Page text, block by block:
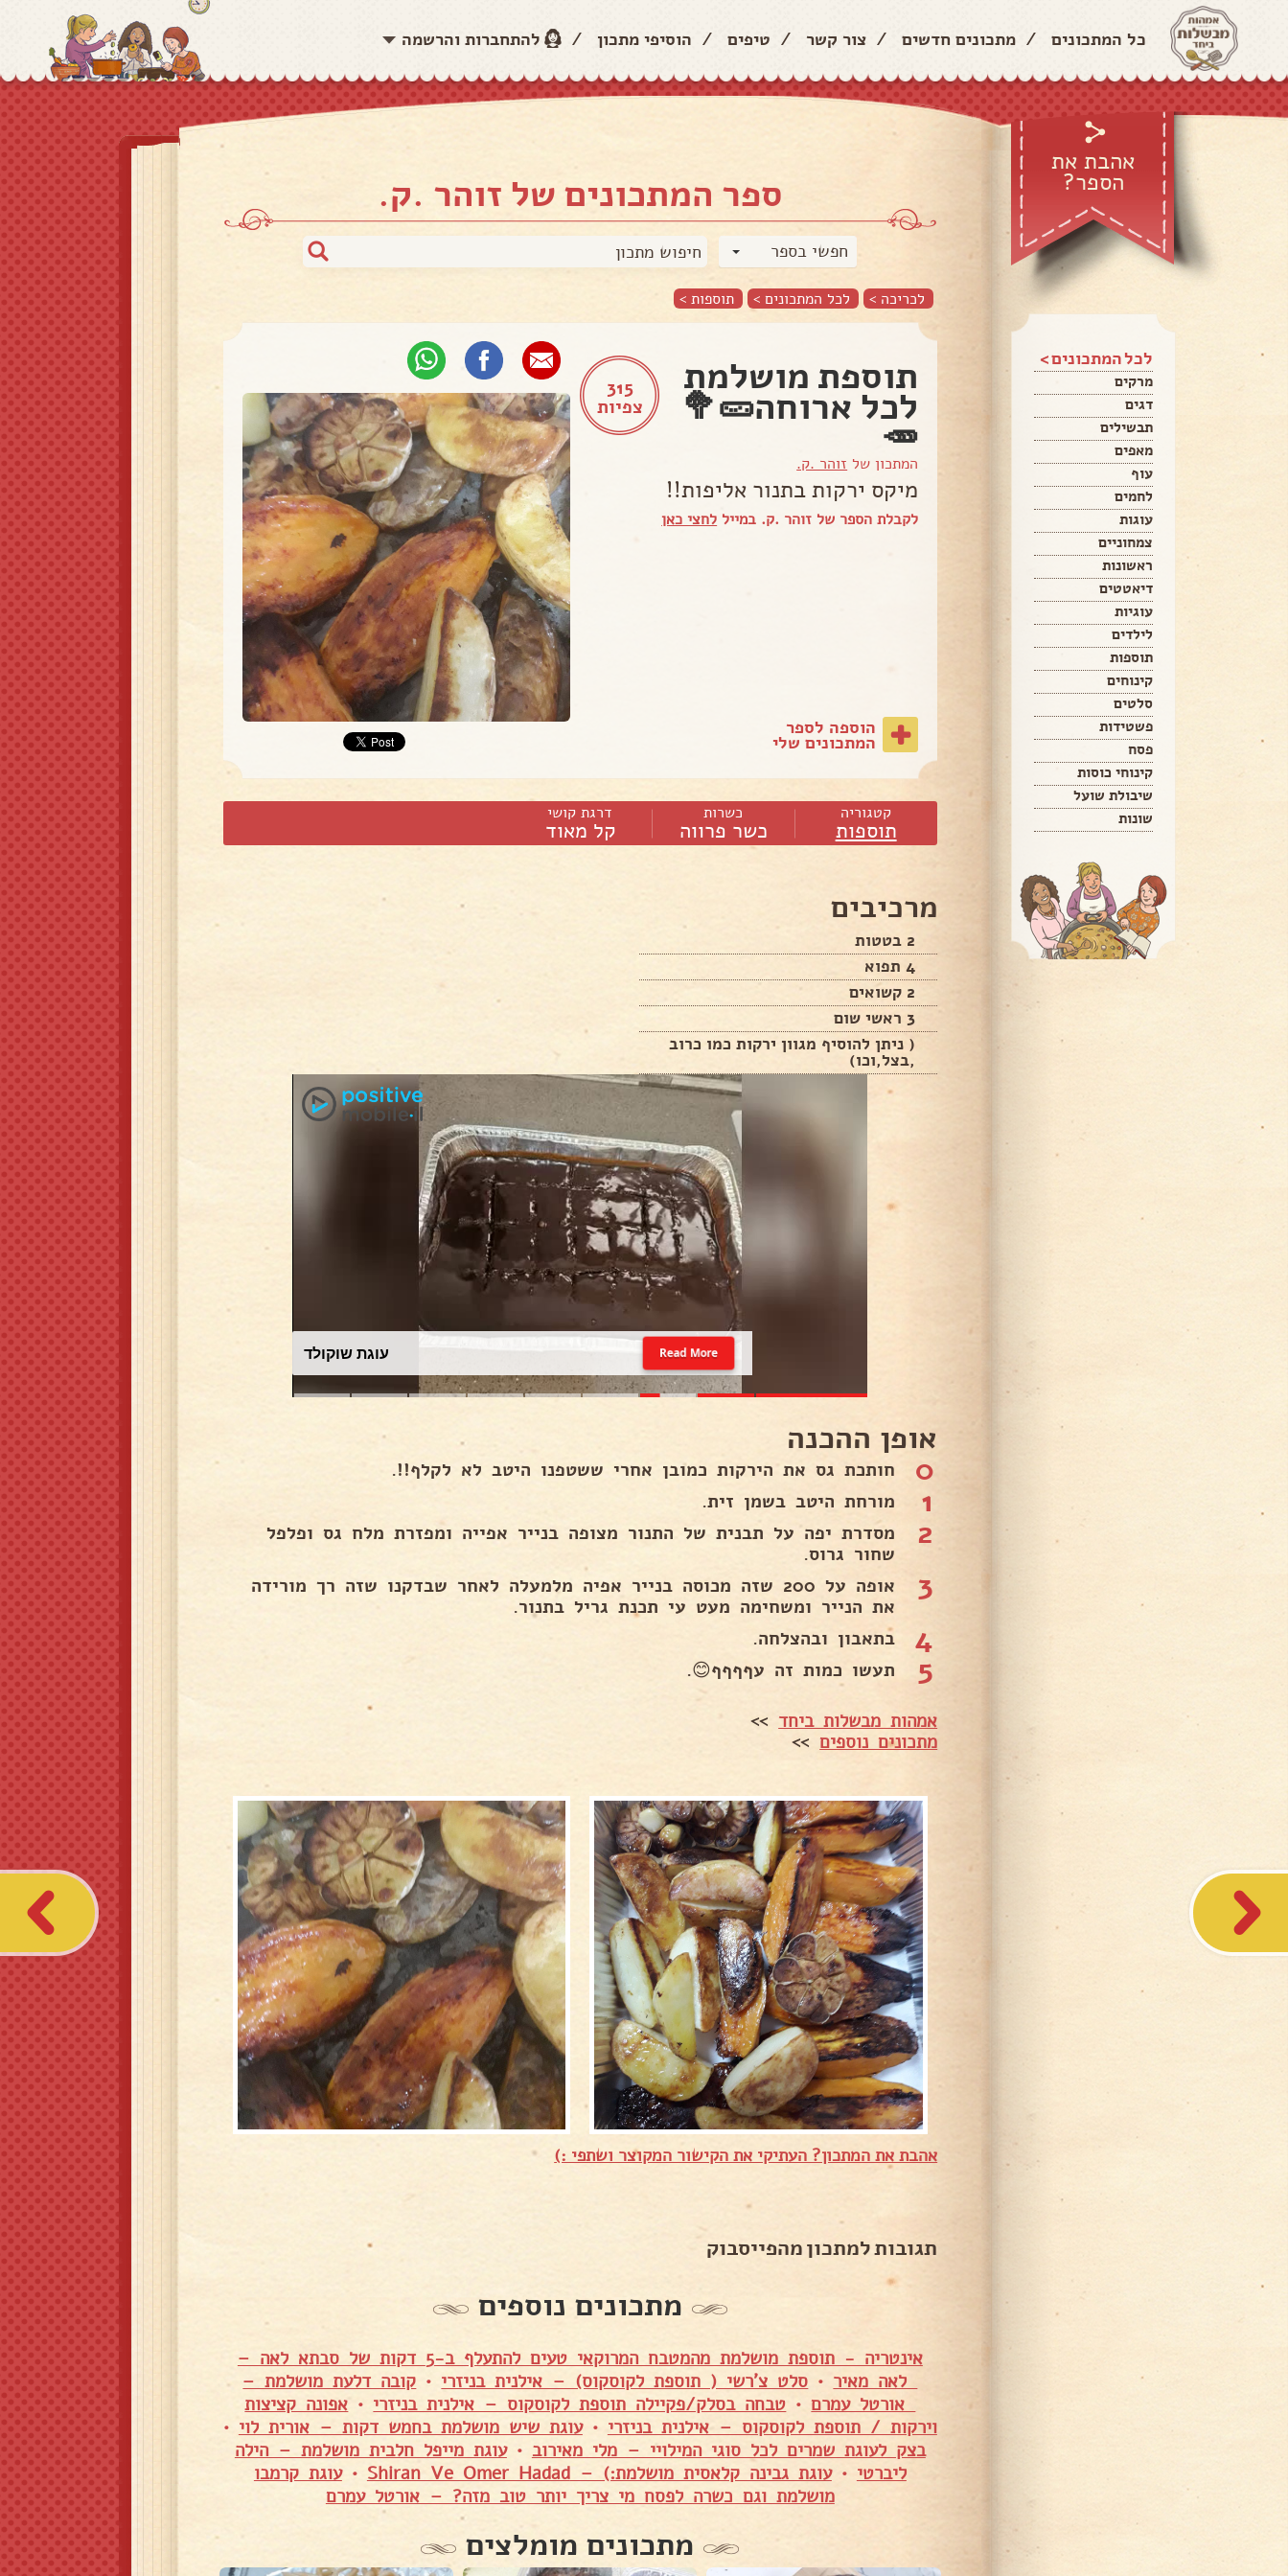
כל המתכונים / מתכונים חדשים / צור קשר / טיפים / הוסיפי מתכון / להתחברות והרשמה
אהבת את
הספר?
לכל המתכונים >
מרקים
דגים
תבשילים
מאפים
עוף
לחמים
עוגות
צמחוניים
ראשונות
דיאטטים
עוגיות
לילדים
תוספות
קינוחים
סלטים
פשטידות
פסח
קינוחי כוסות
שיבולת שועל
שונות
ספר המתכונים של זוהר .ק.
חפשי בספר
לכריכה > לכל המתכונים > תוספות >
315
צפיות
תוספת מושלמת
לכל ארוחה🥒🥦
🥕
המתכון של זוהר .ק.
מיקס ירקות בתנור אליפות!!
לקבלת הספר של זוהר .ק. במייל לחצי כאן
הוספה לספר
המתכונים שלי
קטגוריה
תוספות
כשרות
כשר פרווה
דרגת קושי
קל מאוד
מרכיבים
2 בטטות
4 תפוא
2 קשואים
3 ראשי שום
( ניתן להוסיף מגוון ירקות כמו כרוב
,בצל,וכו)
עוגת שוקולד Read More
אופן ההכנה
0 חותכת גס את הירקות כמובן אחרי ששטפנו היטב לא לקלף!!.
1 מורחת היטב בשמן זית.
2
מסדרת יפה על תבנית של התנור מצופה בנייר אפייה ומפזרת מלח גס ופלפל
שחור גרוס.
3
אופה על 200 שזה מכוסה בנייר אפיה מלמעלה לאחר שבדקנו שזה רך מורידה
את הנייר ומשחימה מעט עי תכנת גריל בתנור.
4 בתאבון ובהצלחה.
5 תעשו כמות זה עףףףף😊.
אמהות מבשלות ביחד >>
מתכונים נוספים>>
אהבת את המתכון? העתיקי את הקישור המקוצר ושתפי :)
תגובות למתכון מהפייסבוק
מתכונים נוספים
אינטריה - תוספת מושלמת מהמטבח המרוקאי טעים להתעלף ב-5 דקות של סבתא לאה –
לאה מאיר • סלט צ'רשי ( תוספת לקוסקוס) – אילנית בניזרי • קובה דלעת מושלמת –
אורטל עמרם• טבחה בסלק/פקיילה תוספת לקוסקוס – אילנית בניזרי • אפונה קציצות
וירקות / תוספת לקוסקוס – אילנית בניזרי •עוגת שיש מושלמת בחמש דקות – אורית לוי •
בצק לעוגת שמרים לכל סוגי המילויי – מלי מאירוב •עוגת מייפל חלבית מושלמת – הילה
ליברטי •עוגת גבינה קלאסית מושלמת:) – Shiran Ve Omer Hadad •עוגת קרמבו
מושלמת וגם כשרה לפסח מי צריך יותר טוב מזה? – אורטל עמרם
מתכונים מומלצים